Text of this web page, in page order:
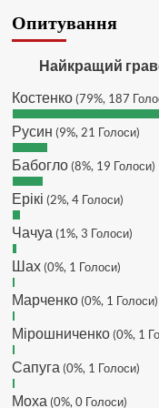
SVAT :
завтра напишу в
Hatsyk :SVAT, без
кинув в ТГ
DJGycle : Tamada
Makiavelli :
Makiavelli :
MaRiO :Трансфери
провалу 🙁
Hatsyk:Makiavelli,
буде ще активніший з
Hatsyk:Та Кузик ще
перспективи, хз хз
Опитування
Найкращий
Костенко (79%, 187
Русин (9%, 21 Голоси)
Бабогло (8%, 19 Голоси)
Ерікі (2%, 4 Голоси)
Чачуа (1%, 3 Голоси)
Шах (0%, 1 Голоси)
Марченко (0%, 1 Голоси)
Мірошниченко (0%, 1
Сапуга (0%, 1 Голоси)
Моха (0%, 0 Голоси)